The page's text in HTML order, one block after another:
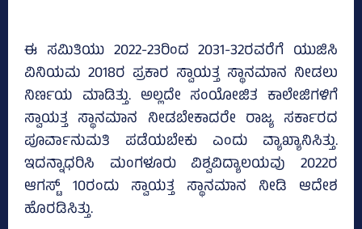
ಈ ಸಮಿತಿಯು 2022-23ರಿಂದ 2031-32ರವರೆಗೆ ಯುಜಿಸಿ
ವಿನಿಯಮ 2018ರ ಪ್ರಕಾರ ಸ್ವಾಯತ್ತ ಸ್ಥಾನಮಾನ ನೀಡಲು
ನಿರ್ಣಯ ಮಾಡಿತ್ತು. ಅಲ್ಲದೇ ಸಂಯೋಜಿತ ಕಾಲೇಜಿಗಳಿಗೆ
ಸ್ವಾಯತ್ತ ಸ್ಥಾನಮಾನ ನೀಡಬೇಕಾದರೇ ರಾಜ್ಯ ಸರ್ಕಾರದ
ಪೂರ್ವಾನುಮತಿ ಪಡೆಯಬೇಕು ಎಂದು ವ್ಯಾಖ್ಯಾನಿಸಿತ್ತು.
ಇದನ್ನಾಧರಿಸಿ ಮಂಗಳೂರು ವಿಶ್ವವಿದ್ಯಾಲಯವು 2022ರ
ಆಗಸ್ಟ್‌ 10ರಂದು ಸ್ವಾಯತ್ತ ಸ್ಥಾನಮಾನ ನೀಡಿ ಆದೇಶ
ಹೊರಡಿಸಿತ್ತು.